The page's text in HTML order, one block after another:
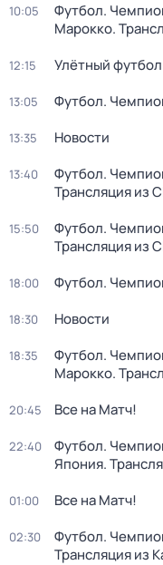
10:05
Футбол.
Марокко.
12:15 Улётный футбол
13:05 Футбол.
13:35 Новости
13:40
Футбол.
Трансляция из
15:50
Футбол.
Трансляция из
18:00 Футбол.
18:30 Новости
18:35
Футбол.
Марокко.
20:45 Все на Матч!
22:40
Футбол.
Япония.
01:00 Все на Матч!
02:30
Футбол.
Трансляция из